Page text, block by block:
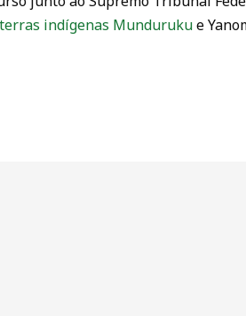
indígenas Mundurukue